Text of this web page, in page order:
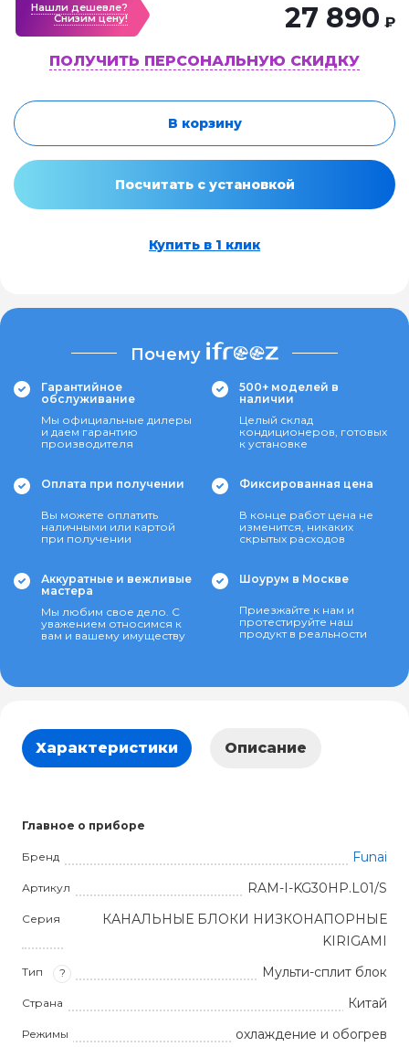
Нашли дешевле?
Cнизим цену!
27 890 ₽
ПОЛУЧИТЬ ПЕРСОНАЛЬНУЮ СКИДКУ
В корзину
Посчитать с установкой
Купить в 1 клик
Почему
Гарантийное
обслуживание
Мы официальные дилеры
и даем гарантию
производителя
500+ моделей в
наличии
Целый склад
кондиционеров, готовых
к установке
Оплата при получении
Вы можете оплатить
наличными или картой
при получении
Фиксированная цена
В конце работ цена не
изменится, никаких
скрытых расходов
Аккуратные и вежливые
мастера
Мы любим свое дело. С
уважением относимся к
вам и вашему имуществу
Шоурум в Москве
Приезжайте к нам и
протестируйте наш
продукт в реальности
Характеристики Описание
Главное о приборе
Бренд Funai
Артикул RAM-I-KG30HP.L01/S
Серия
КАНАЛЬНЫЕ БЛОКИ НИЗКОНАПОРНЫЕ
KIRIGAMI
Тип ? Мульти-сплит блок
Страна Китай
Режимы охлаждение и обогрев